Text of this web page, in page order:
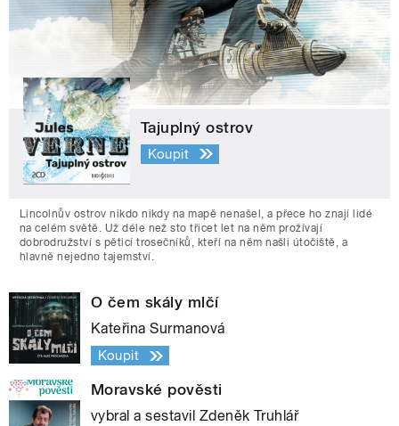
Tajuplný ostrov
Koupit
Lincolnův ostrov nikdo nikdy na mapě nenašel, a přece ho znají lidé
na celém světě. Už déle než sto třicet let na něm prožívají
dobrodružství s pěticí trosečníků, kteří na něm našli útočiště, a
hlavně nejedno tajemství.
O čem skály mlčí
Kateřina Surmanová
Koupit
Moravské pověsti
vybral a sestavil Zdeněk Truhlář